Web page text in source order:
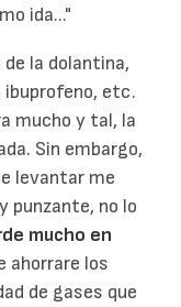
ida..."
la dolantina,
etc.
mucho y tal, la
Sin embargo,
levantar me
punzante, no lo
mucho en
ahorrare los
de gases que